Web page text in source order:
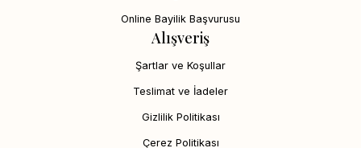
Online Bayilik Başvurusu
Alışveriş
Şartlar ve Koşullar
Teslimat ve İadeler
Gizlilik Politikası
Çerez Politikası